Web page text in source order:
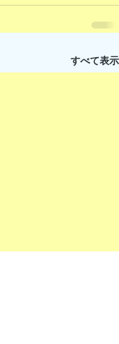
すべて表示